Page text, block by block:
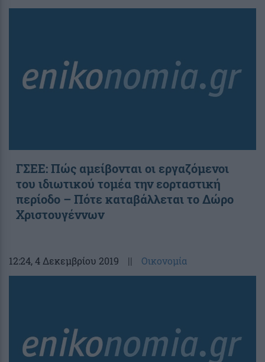
ΓΣΕΕ: Πώς αμείβονται οι εργαζόμενοι
του ιδιωτικού τομέα την εορταστική
περίοδο – Πότε καταβάλλεται το Δώρο
Χριστουγέννων
12:24, 4 Δεκεμβρίου 2019 || Οικονομία